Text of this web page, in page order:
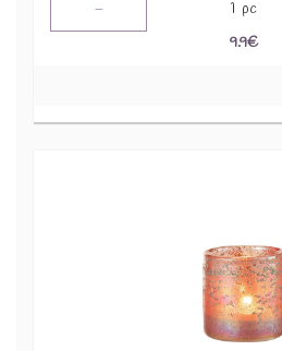
- 1 pc
9.9€